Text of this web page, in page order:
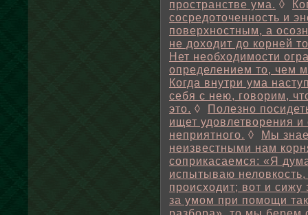
пространстве ума. ◊
сосредоточенность и
поверхностным, а
не доходит до корней
Нет необходимости
определением то, чем
Когда внутри ума
себя с нею, говорим,
это. ◊ Полезно
ищет удовлетворения и
неприятного. ◊ Мы
неизвестными нам
соприкасаемся: «Я
испытываю
происходит; вот и сижу
за умом при помощи